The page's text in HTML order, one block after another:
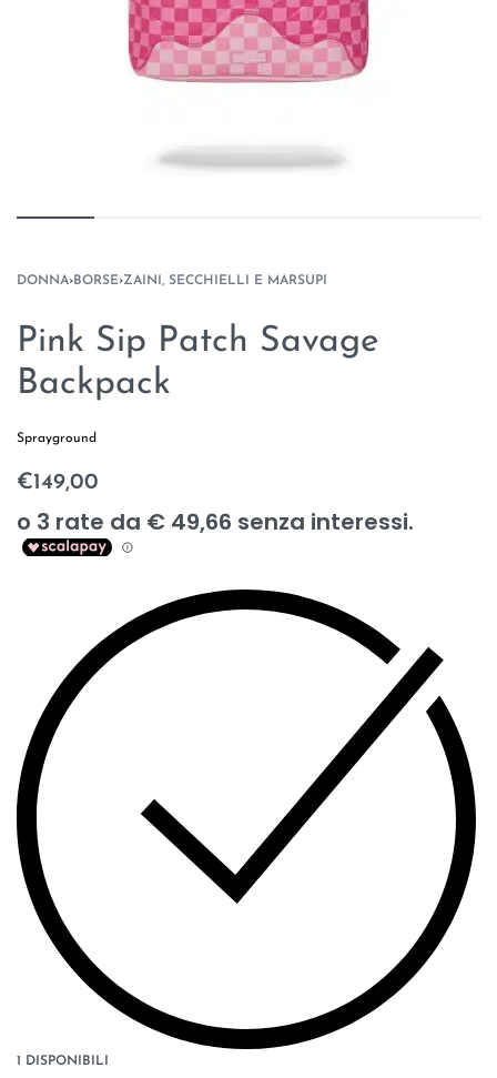
DONNA›BORSE›ZAINI, SECCHIELLI E MARSUPI
Pink Sip Patch Savage
Backpack
Sprayground
€149,00
1 DISPONIBILI